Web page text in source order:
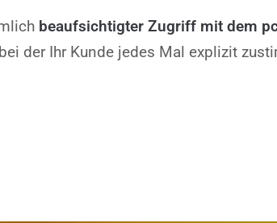
beaufsichtigter Zugriff mit dem
der Ihr Kunde jedes Mal explizit